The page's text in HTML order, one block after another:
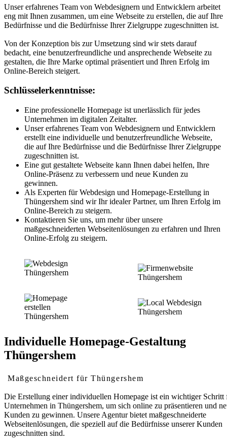
Unser erfahrenes Team von Webdesignern und Entwicklern arbeitet
eng mit Ihnen zusammen, um eine Webseite zu erstellen, die auf Ihre
Bedürfnisse und die Bedürfnisse Ihrer Zielgruppe zugeschnitten ist.
Von der Konzeption bis zur Umsetzung sind wir stets darauf
bedacht, eine benutzerfreundliche und ansprechende Webseite zu
gestalten, die Ihre Marke optimal präsentiert und Ihren Erfolg im
Online-Bereich steigert.
Schlüsselerkenntnisse:
Eine professionelle Homepage ist unerlässlich für jedes
Unternehmen im digitalen Zeitalter.
Unser erfahrenes Team von Webdesignern und Entwicklern
erstellt eine individuelle und benutzerfreundliche Webseite,
die auf Ihre Bedürfnisse und die Bedürfnisse Ihrer Zielgruppe
zugeschnitten ist.
Eine gut gestaltete Webseite kann Ihnen dabei helfen, Ihre
Online-Präsenz zu verbessern und neue Kunden zu
gewinnen.
Als Experten für Webdesign und Homepage-Erstellung in
Thüngershem sind wir Ihr idealer Partner, um Ihren Erfolg im
Online-Bereich zu steigern.
Kontaktieren Sie uns, um mehr über unsere
maßgeschneiderten Webseitenlösungen zu erfahren und Ihren
Online-Erfolg zu steigern.
Individuelle Homepage-Gestaltung
Thüngershem
Maßgeschneidert für Thüngershem
Die Erstellung einer individuellen Homepage ist ein wichtiger Schritt
Unternehmen in Thüngershem, um sich online zu präsentieren und
Kunden zu gewinnen. Unsere Agentur bietet maßgeschneiderte
Webseitenlösungen, die speziell auf die Bedürfnisse unserer Kunden
zugeschnitten sind.